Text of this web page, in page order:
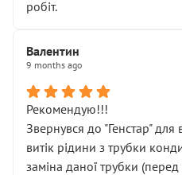
робіт.
Валентин
9 months ago
Рекомендую!!!
Звернувся до "Генстар"
витік рідини з трубки
заміна даної трубки